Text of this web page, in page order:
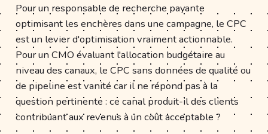
Pour un responsable de recherche payante
optimisant les enchères dans une campagne, le CPC
est un levier d'optimisation vraiment actionnable.
Pour un CMO évaluant l'allocation budgétaire au
niveau des canaux, le CPC sans données de qualité ou
de pipeline est vanité car il ne répond pas à la
question pertinente : ce canal produit-il des clients
contribuant aux revenus à un coût acceptable ?